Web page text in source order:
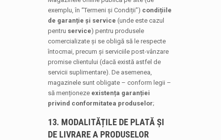
exemplu, în “Termeni și Condiții”) condițiile
de garanție și service (unde este cazul
pentru service) pentru produsele
comercializate și se obligă să le respecte
întocmai, precum și serviciile post-vânzare
promise clientului (dacă există astfel de
servicii suplimentare). De asemenea,
magazinele sunt obligate – conform legii –
să menționeze existența garanției
privind conformitatea produselor;
13. MODALITĂȚILE DE PLATĂ ȘI
DE LIVRARE A PRODUSELOR